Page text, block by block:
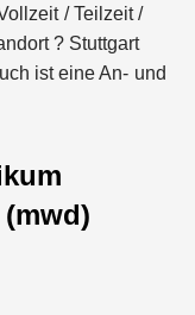
/ Teilzeit /
? Stuttgart
ist eine An- und
von
um den
AI-
Physical